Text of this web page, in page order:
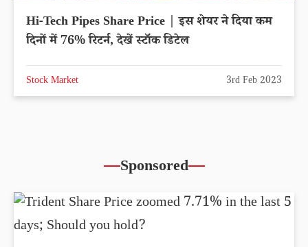
Hi-Tech Pipes Share Price | इस शेयर ने दिया कम
दिनों में 76% रिटर्न, देखें स्टॉक डिटेल
Stock Market 3rd Feb 2023
Sponsored